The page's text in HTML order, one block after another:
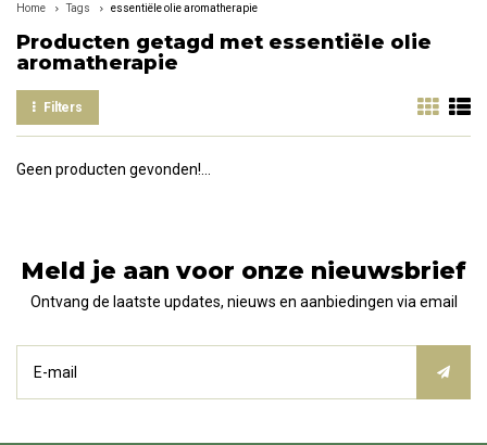
Home Tags essentiële olie aromatherapie
Producten getagd met essentiële olie
aromatherapie
Filters
Geen producten gevonden!...
Meld je aan voor onze nieuwsbrief
Ontvang de laatste updates, nieuws en aanbiedingen via email